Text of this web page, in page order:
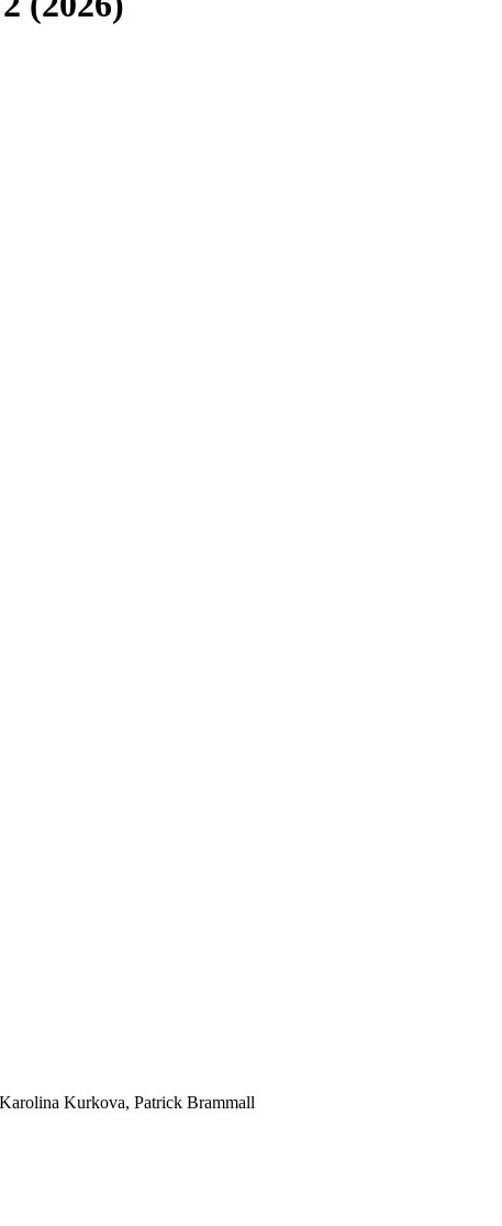
Kurkova, Patrick Brammall